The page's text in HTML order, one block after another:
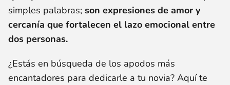
simples palabras; son expresiones de amor y
cercanía que fortalecen el lazo emocional entre
dos personas.
¿Estás en búsqueda de los apodos más
encantadores para dedicarle a tu novia? Aquí te